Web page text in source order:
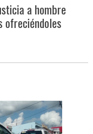
a hombre
ofreciéndoles